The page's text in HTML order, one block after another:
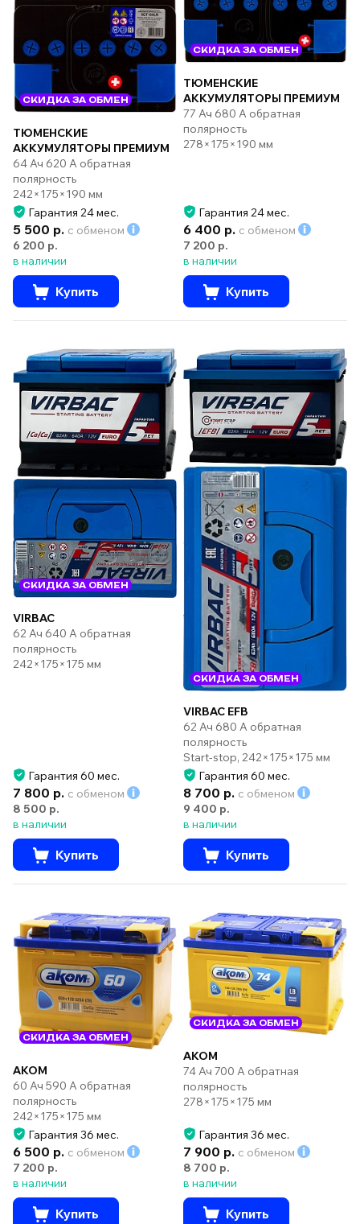
СКИДКА ЗА ОБМЕН
ТЮМЕНСКИЕ
АККУМУЛЯТОРЫ ПРЕМИУМ
64 Ач 620 А обратная
полярность
242×175×190 мм
Гарантия 24 мес.
5 500 р. с обменом
6 200 р.
в наличии
Купить
СКИДКА ЗА ОБМЕН
ТЮМЕНСКИЕ
АККУМУЛЯТОРЫ ПРЕМИУМ
77 Ач 680 А обратная
полярность
278×175×190 мм
Гарантия 24 мес.
6 400 р. с обменом
7 200 р.
в наличии
Купить
СКИДКА ЗА ОБМЕН
VIRBAC
62 Ач 640 А обратная
полярность
242×175×175 мм
Гарантия 60 мес.
7 800 р. с обменом
8 500 р.
в наличии
Купить
СКИДКА ЗА ОБМЕН
VIRBAC EFB
62 Ач 680 А обратная
полярность
Start-stop, 242×175×175 мм
Гарантия 60 мес.
8 700 р. с обменом
9 400 р.
в наличии
Купить
СКИДКА ЗА ОБМЕН
AKOM
60 Ач 590 А обратная
полярность
242×175×175 мм
Гарантия 36 мес.
6 500 р. с обменом
7 200 р.
в наличии
Купить
СКИДКА ЗА ОБМЕН
AKOM
74 Ач 700 А обратная
полярность
278×175×175 мм
Гарантия 36 мес.
7 900 р. с обменом
8 700 р.
в наличии
Купить